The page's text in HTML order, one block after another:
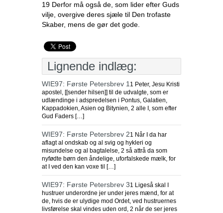
19 Derfor må også de, som lider efter Guds
vilje, overgive deres sjæle til Den trofaste
Skaber, mens de gør det gode.
Lignende indlæg:
WIE97: Første Petersbrev 1 1 Peter, Jesu Kristi
apostel, [[sender hilsen]] til de udvalgte, som er
udlændinge i adspredelsen i Pontus, Galatien,
Kappadokien, Asien og Bitynien, 2 alle I, som efter
Gud Faders […]
WIE97: Første Petersbrev 21 Når I da har
aflagt al ondskab og al svig og hykleri og
misundelse og al bagtalelse, 2 så attrå da som
nyfødte børn den åndelige, uforfalskede mælk, for
at I ved den kan voxe til […]
WIE97: Første Petersbrev 31 Ligeså skal I
hustruer underordne jer under jeres mænd, for at
de, hvis de er ulydige mod Ordet, ved hustruernes
livsførelse skal vindes uden ord, 2 når de ser jeres